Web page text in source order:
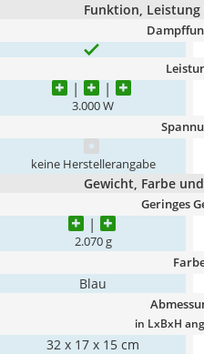
Funktion,
3.000 W
keine Herstellerangabe
Gewicht, Farbe
Geringes
2.070 g
Blau
in LxBxH
32 x 17 x 15 cm